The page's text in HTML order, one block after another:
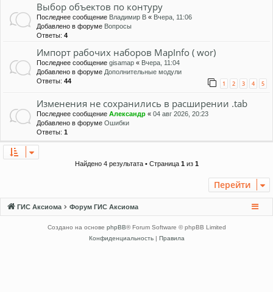
Выбор объектов по контуру
Последнее сообщение Владимир В « Вчера, 11:06
Добавлено в форуме Вопросы
Ответы: 4
Импорт рабочих наборов MapInfo ( wor)
Последнее сообщение gisamap « Вчера, 11:04
Добавлено в форуме Дополнительные модули
Ответы: 44 1 2 3 4 5
Изменения не сохранились в расширении .tab
Последнее сообщение Александр « 04 авг 2026, 20:23
Добавлено в форуме Ошибки
Ответы: 1
Найдено 4 результата • Страница 1из 1
Перейти
ГИС Аксиома Форум ГИС Аксиома
Создано на основе phpBB® Forum Software © phpBB Limited
Конфиденциальность| Правила